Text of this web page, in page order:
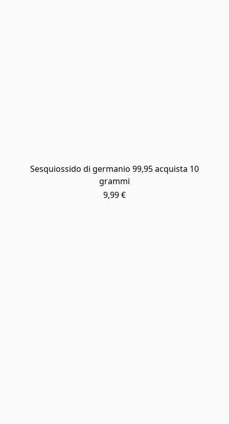
Sesquiossido di germanio 99,95 acquista 10
grammi
9,99 €